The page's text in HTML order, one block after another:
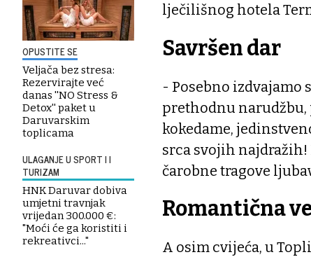
OPUSTITE SE
Veljača bez stresa:
Rezervirajte već
danas ''NO Stress &
Detox'' paket u
Daruvarskim
toplicama
ULAGANJE U SPORT I I
TURIZAM
HNK Daruvar dobiva
umjetni travnjak
vrijedan 300.000 €:
"Moći će ga koristiti i
rekreativci..."
lječilišnog hotela
Savršen dar
- Posebno izdvajamo
prethodnu
kokedame,
srca svojih
čarobne tragove
Romantična
A osim cvijeća, u